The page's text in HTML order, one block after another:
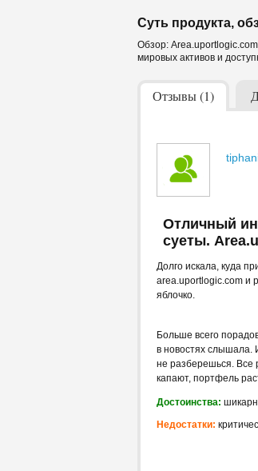
Суть продукта,
Обзор:
мировых активов и
Отзывы (1)
Отличный
суеты.
Долго искала, куда
area.uportlogic.com и
яблочко.
Больше всего
в новостях слышала.
не разберешься. Все
капают, портфель
Достоинства:
Недостатки: